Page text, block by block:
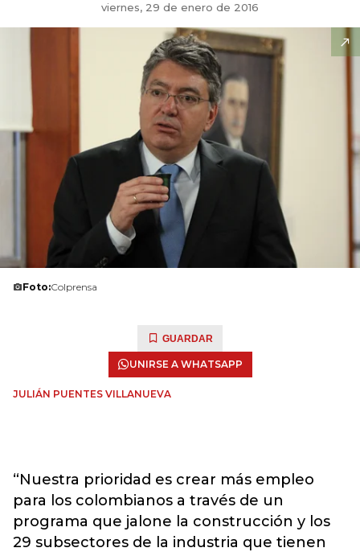
viernes, 29 de enero de 2016
Foto:Colprensa
GUARDAR
UNIRSE A WHATSAPP
JULIÁN PUENTES VILLANUEVA
“Nuestra prioridad es crear más empleo
para los colombianos a través de un
programa que jalone la construcción y los
29 subsectores de la industria que tienen